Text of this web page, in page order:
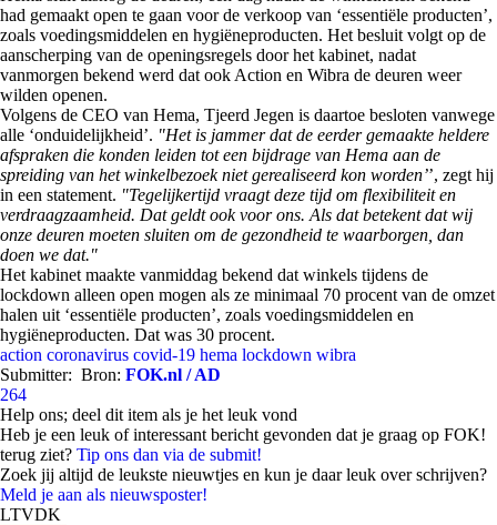
had gemaakt open te gaan voor de verkoop van ‘essentiële producten’,
zoals voedingsmiddelen en hygiëneproducten. Het besluit volgt op de
aanscherping van de openingsregels door het kabinet, nadat
vanmorgen bekend werd dat ook Action en Wibra de deuren weer
wilden openen.
Volgens de CEO van Hema, Tjeerd Jegen is daartoe besloten vanwege
alle ‘onduidelijkheid’. "Het is jammer dat de eerder gemaakte heldere
afspraken die konden leiden tot een bijdrage van Hema aan de
spreiding van het winkelbezoek niet gerealiseerd kon worden’’, zegt hij
in een statement. "Tegelijkertijd vraagt deze tijd om flexibiliteit en
verdraagzaamheid. Dat geldt ook voor ons. Als dat betekent dat wij
onze deuren moeten sluiten om de gezondheid te waarborgen, dan
doen we dat."
Het kabinet maakte vanmiddag bekend dat winkels tijdens de
lockdown alleen open mogen als ze minimaal 70 procent van de omzet
halen uit ‘essentiële producten’, zoals voedingsmiddelen en
hygiëneproducten. Dat was 30 procent.
action coronavirus covid-19 hema lockdown wibra
Submitter: Bron: FOK.nl / AD
264
Help ons; deel dit item als je het leuk vond
Heb je een leuk of interessant bericht gevonden dat je graag op FOK!
terug ziet? Tip ons dan via de submit!
Zoek jij altijd de leukste nieuwtjes en kun je daar leuk over schrijven?
Meld je aan als nieuwsposter!
LTVDK